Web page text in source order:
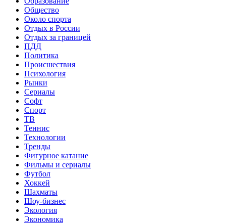
Общество
Около спорта
Отдых в России
Отдых за границей
ПДД
Политика
Происшествия
Психология
Рынки
Сериалы
Софт
Спорт
ТВ
Теннис
Технологии
Тренды
Фигурное катание
Фильмы и сериалы
Футбол
Хоккей
Шахматы
Шоу-бизнес
Экология
Экономика